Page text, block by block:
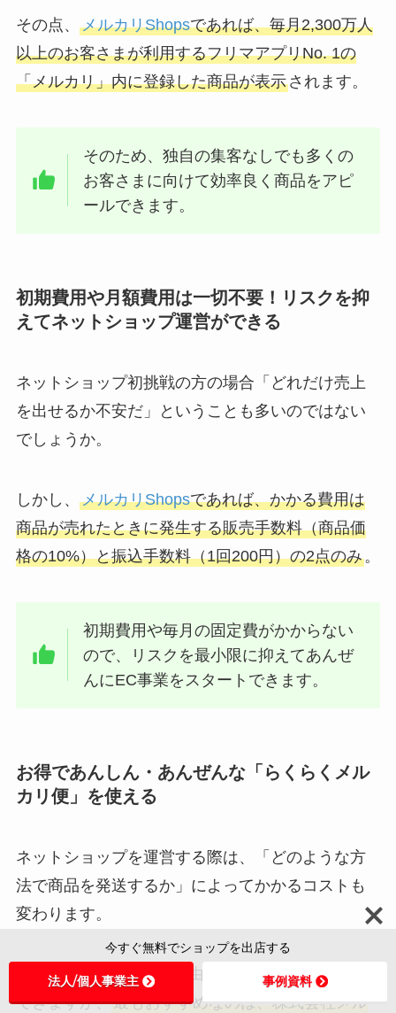
その点、 メルカリShopsであれば、毎月2,300万人
以上のお客さまが利用するフリマアプリNo. 1の
「メルカリ」内に登録した商品が表示されます。
そのため、独自の集客なしでも多くの
お客さまに向けて効率良く商品をアピ
ールできます。
初期費用や月額費用は一切不要！リスクを抑
えてネットショップ運営ができる
ネットショップ初挑戦の方の場合「どれだけ売上
を出せるか不安だ」ということも多いのではない
でしょうか。
しかし、 メルカリShopsであれば、かかる費用は
商品が売れたときに発生する販売手数料（商品価
格の10%）と振込手数料（1回200円）の2点のみ。
初期費用や毎月の固定費がかからない
ので、リスクを最小限に抑えてあんぜ
んにEC事業をスタートできます。
お得であんしん・あんぜんな「らくらくメル
カリ便」を使える
ネットショップを運営する際は、「どのような方
法で商品を発送するか」によってかかるコストも
変わります。
メルカリShopsでは、自由に発送方法を選ぶことが
できますが、最もおすすめなのは、株式会社メル
今すぐ無料でショップを出店する
法人/個人事業主 事例資料